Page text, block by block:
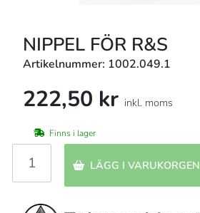
NIPPEL FÖR R&S
Artikelnummer: 1002.049.1
222,50 kr inkl. moms
Finns i lager
LÄGG I VARUKORGEN